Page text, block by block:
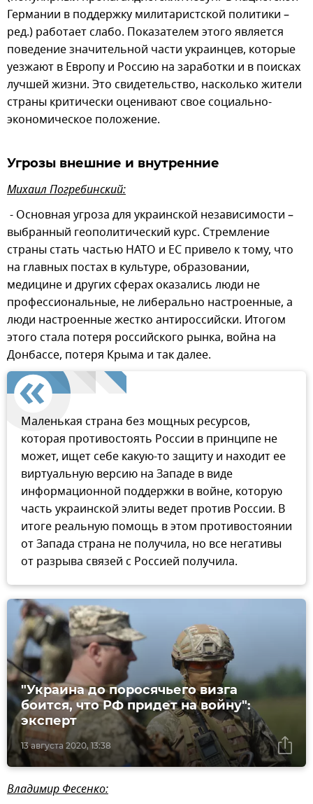
Германии в поддержку милитаристской политики –
ред.) работает слабо. Показателем этого является
поведение значительной части украинцев, которые
уезжают в Европу и Россию на заработки и в поисках
лучшей жизни. Это свидетельство, насколько жители
страны критически оценивают свое социально-
экономическое положение.
Угрозы внешние и внутренние
Михаил Погребинский:
- Основная угроза для украинской независимости –
выбранный геополитический курс. Стремление
страны стать частью НАТО и ЕС привело к тому, что
на главных постах в культуре, образовании,
медицине и других сферах оказались люди не
профессиональные, не либерально настроенные, а
люди настроенные жестко антироссийски. Итогом
этого стала потеря российского рынка, война на
Донбассе, потеря Крыма и так далее.
Маленькая страна без мощных ресурсов,
которая противостоять России в принципе не
может, ищет себе какую-то защиту и находит ее
виртуальную версию на Западе в виде
информационной поддержки в войне, которую
часть украинской элиты ведет против России. В
итоге реальную помощь в этом противостоянии
от Запада страна не получила, но все негативы
от разрыва связей с Россией получила.
13 августа 2020, 13:38
"Украина до поросячьего визга
боится, что РФ придет на войну":
эксперт
Владимир Фесенко: